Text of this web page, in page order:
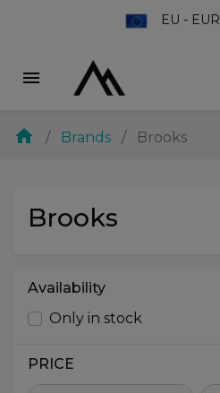
EU - EUR
menu
home Brands Brooks
Brooks
Availability
Only in stock
PRICE